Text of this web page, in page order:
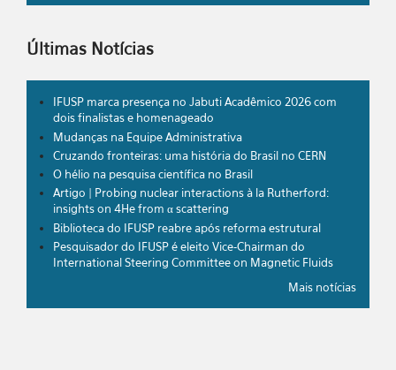
Últimas Notícias
IFUSP marca presença no Jabuti Acadêmico 2026 com
dois finalistas e homenageado
Mudanças na Equipe Administrativa
Cruzando fronteiras: uma história do Brasil no CERN
O hélio na pesquisa científica no Brasil
Artigo | Probing nuclear interactions à la Rutherford:
insights on 4He from α scattering
Biblioteca do IFUSP reabre após reforma estrutural
Pesquisador do IFUSP é eleito Vice-Chairman do
International Steering Committee on Magnetic Fluids
Mais notícias